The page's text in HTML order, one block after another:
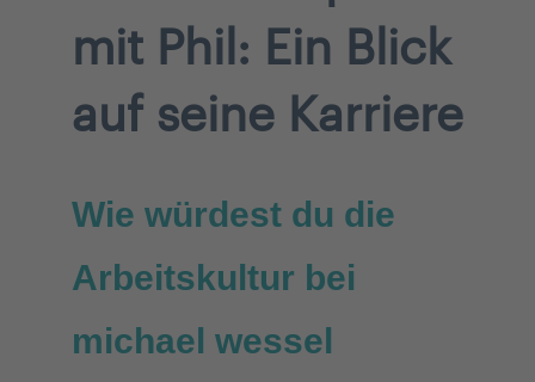
mit Phil: Ein Blick
auf seine Karriere
Wie würdest du die
Arbeitskultur bei
michael wessel